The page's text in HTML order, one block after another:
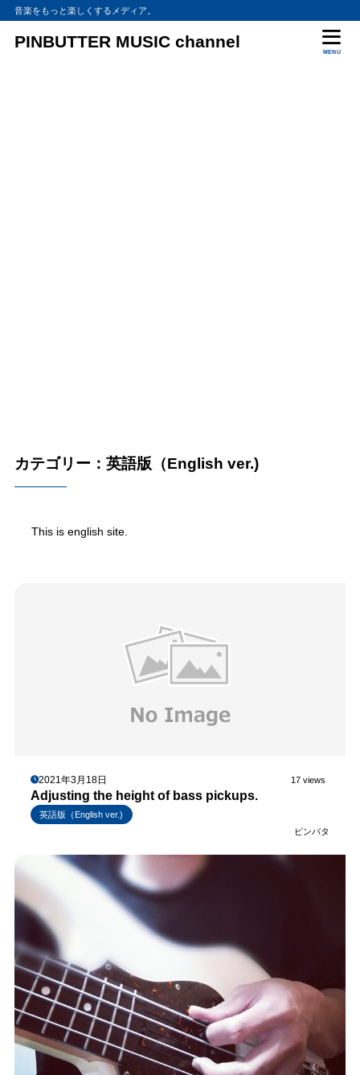
音楽をもっと楽しくするメディア。
PINBUTTER MUSIC channel
MENU
カテゴリー：英語版（English ver.)
This is english site.
2021年3月18日 17 views
Adjusting the height of bass pickups.
英語版（English ver.)
ピンバタ